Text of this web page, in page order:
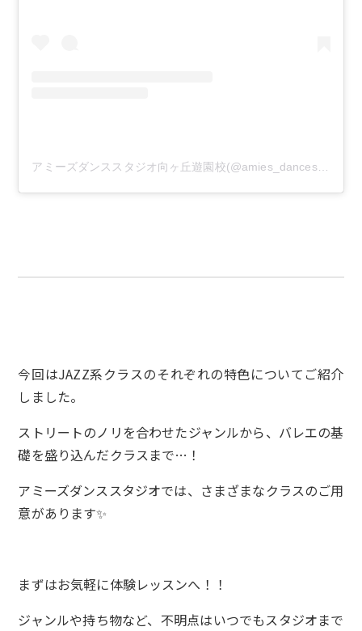
今回はJAZZ系クラスのそれぞれの特色についてご紹介
しました。
ストリートのノリを合わせたジャンルから、バレエの基
礎を盛り込んだクラスまで…！
アミーズダンススタジオでは、さまざまなクラスのご用
意があります✨
まずはお気軽に体験レッスンへ！！
ジャンルや持ち物など、不明点はいつでもスタジオまで